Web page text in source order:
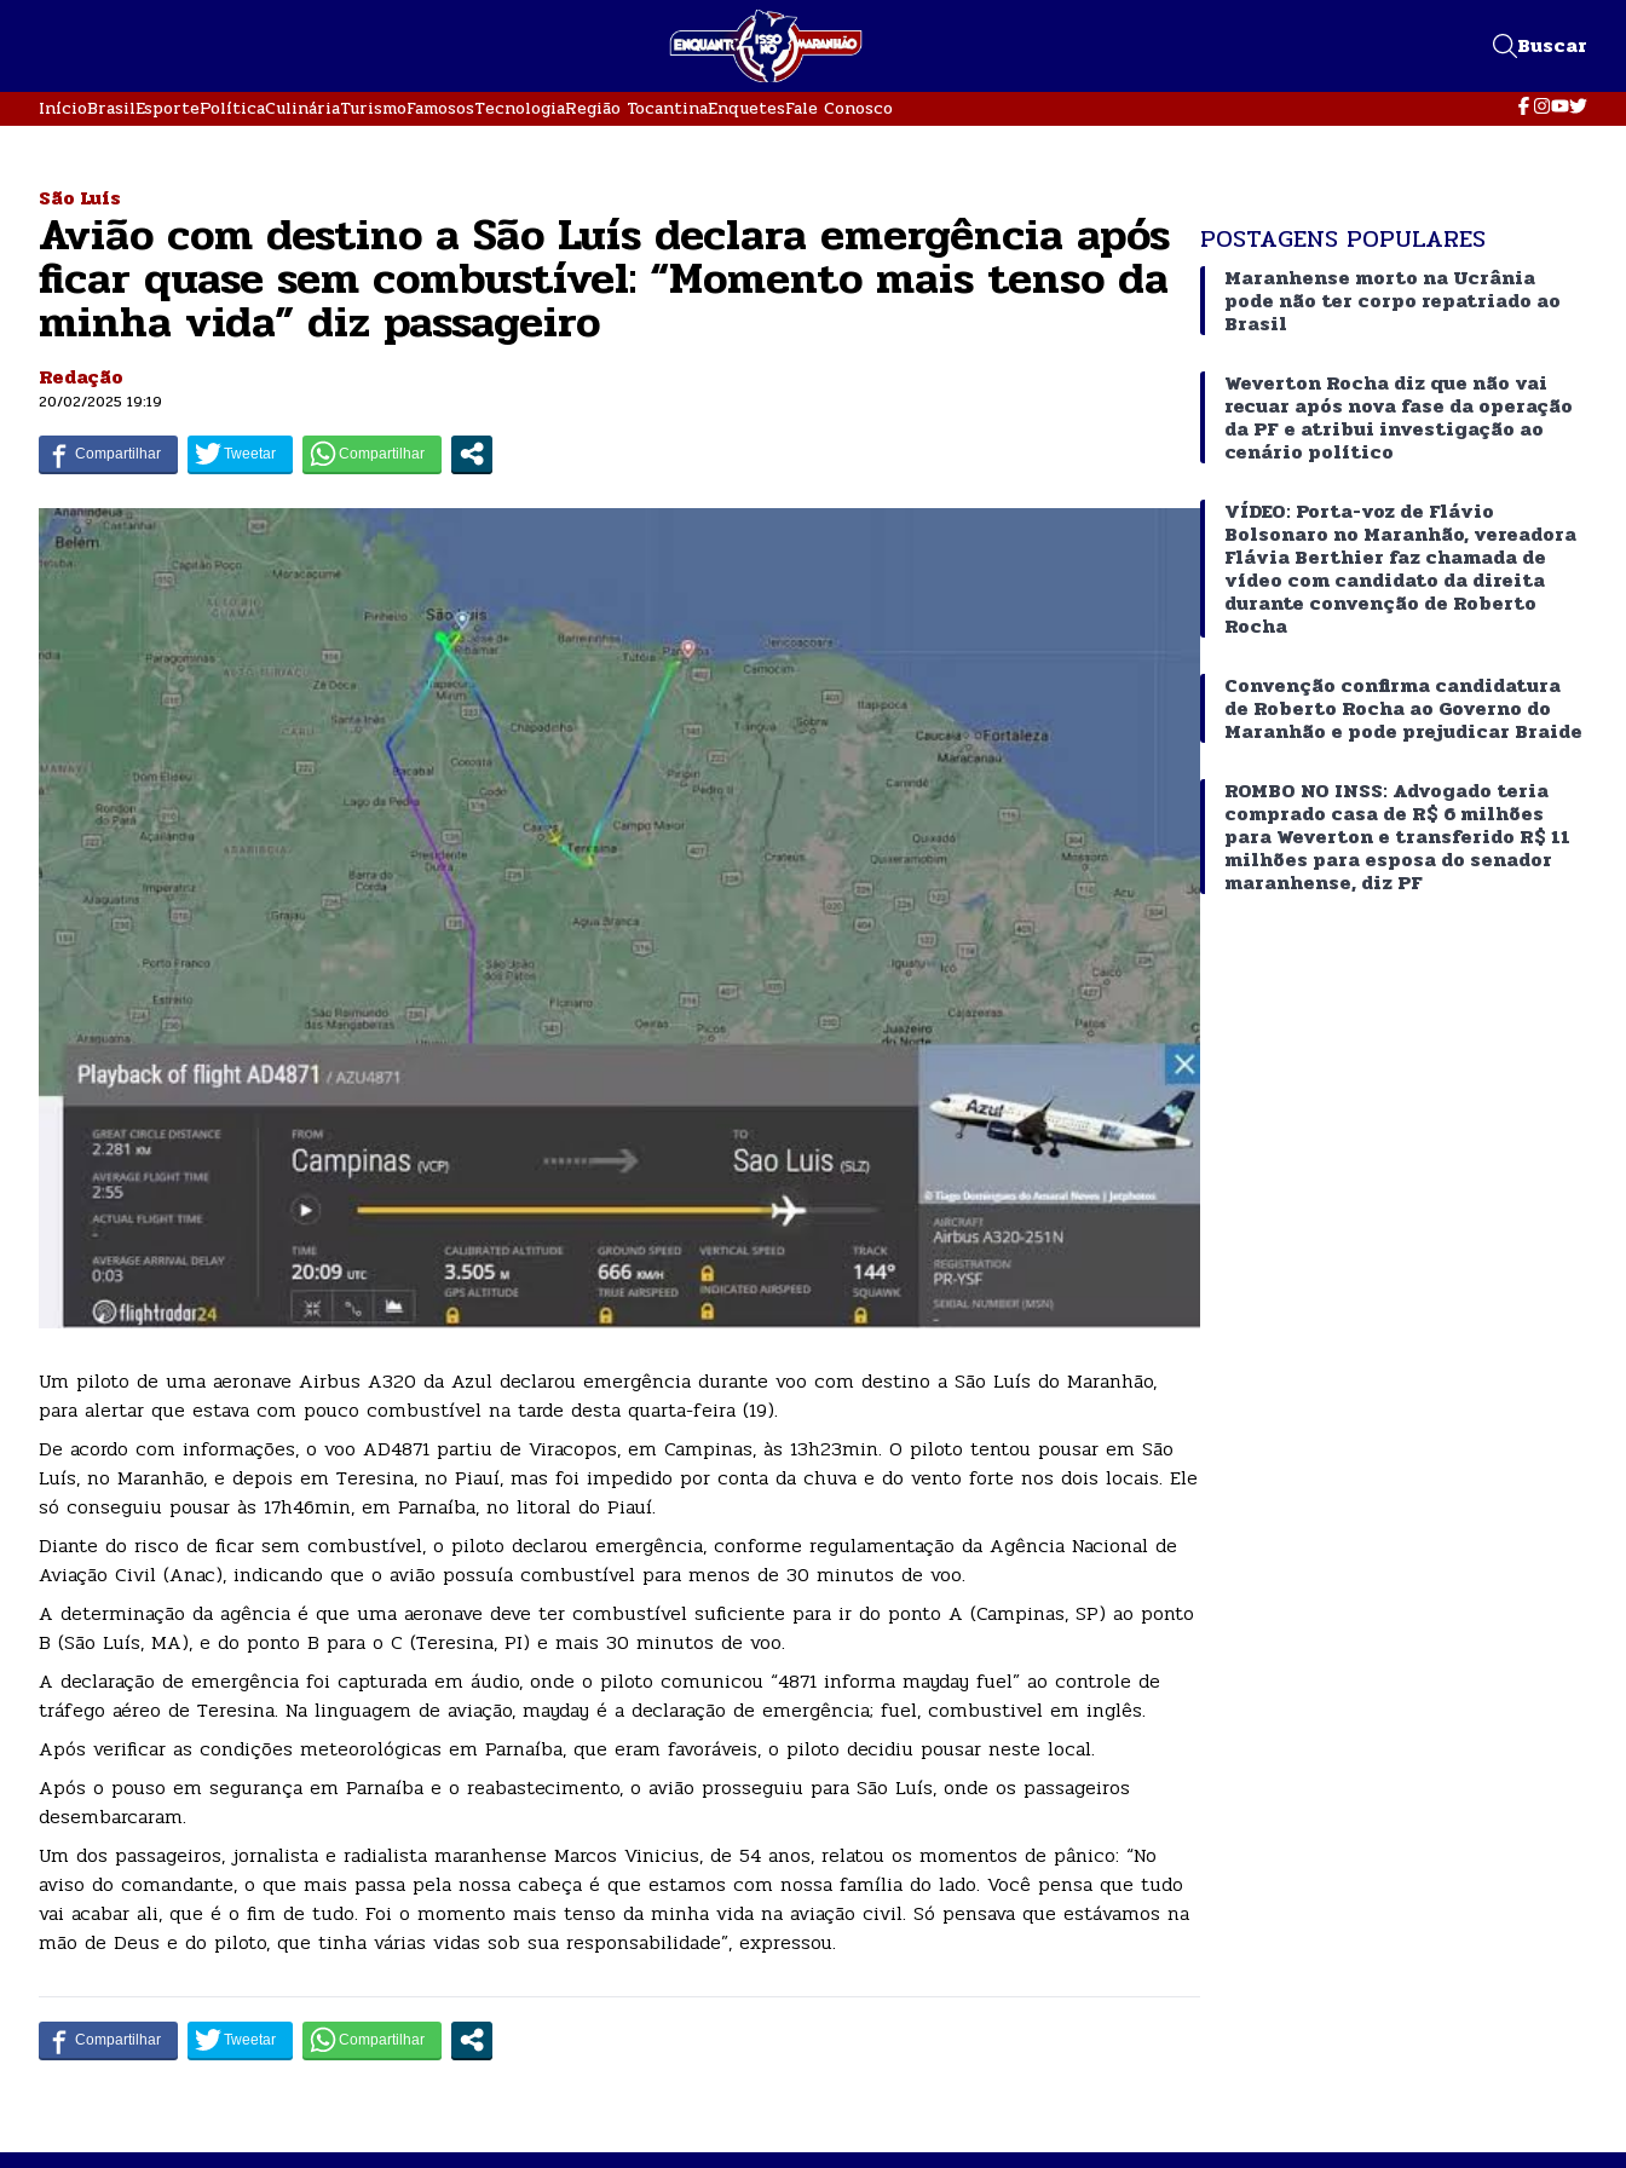
Buscar
InícioBrasilEsportePolíticaCulináriaTurismoFamososTecnologiaRegião TocantinaEnquetesFale Conosco
São Luís
Avião com destino a São Luís declara emergência após
ficar quase sem combustível: “Momento mais tenso da
minha vida” diz passageiro
Redação
20/02/2025 19:19
Um piloto de uma aeronave Airbus A320 da Azul declarou emergência durante voo com destino a São Luís do Maranhão,
para alertar que estava com pouco combustível na tarde desta quarta-feira (19).
De acordo com informações, o voo AD4871 partiu de Viracopos, em Campinas, às 13h23min. O piloto tentou pousar em São
Luís, no Maranhão, e depois em Teresina, no Piauí, mas foi impedido por conta da chuva e do vento forte nos dois locais. Ele
só conseguiu pousar às 17h46min, em Parnaíba, no litoral do Piauí.
Diante do risco de ficar sem combustível, o piloto declarou emergência, conforme regulamentação da Agência Nacional de
Aviação Civil (Anac), indicando que o avião possuía combustível para menos de 30 minutos de voo.
A determinação da agência é que uma aeronave deve ter combustível suficiente para ir do ponto A (Campinas, SP) ao ponto
B (São Luís, MA), e do ponto B para o C (Teresina, PI) e mais 30 minutos de voo.
A declaração de emergência foi capturada em áudio, onde o piloto comunicou “4871 informa mayday fuel” ao controle de
tráfego aéreo de Teresina. Na linguagem de aviação, mayday é a declaração de emergência; fuel, combustivel em inglês.
Após verificar as condições meteorológicas em Parnaíba, que eram favoráveis, o piloto decidiu pousar neste local.
Após o pouso em segurança em Parnaíba e o reabastecimento, o avião prosseguiu para São Luís, onde os passageiros
desembarcaram.
Um dos passageiros, jornalista e radialista maranhense Marcos Vinicius, de 54 anos, relatou os momentos de pânico: “No
aviso do comandante, o que mais passa pela nossa cabeça é que estamos com nossa família do lado. Você pensa que tudo
vai acabar ali, que é o fim de tudo. Foi o momento mais tenso da minha vida na aviação civil. Só pensava que estávamos na
mão de Deus e do piloto, que tinha várias vidas sob sua responsabilidade”, expressou.
POSTAGENS POPULARES
Maranhense morto na Ucrânia
pode não ter corpo repatriado ao
Brasil
Weverton Rocha diz que não vai
recuar após nova fase da operação
da PF e atribui investigação ao
cenário político
VÍDEO: Porta-voz de Flávio
Bolsonaro no Maranhão, vereadora
Flávia Berthier faz chamada de
vídeo com candidato da direita
durante convenção de Roberto
Rocha
Convenção confirma candidatura
de Roberto Rocha ao Governo do
Maranhão e pode prejudicar Braide
ROMBO NO INSS: Advogado teria
comprado casa de R$ 6 milhões
para Weverton e transferido R$ 11
milhões para esposa do senador
maranhense, diz PF